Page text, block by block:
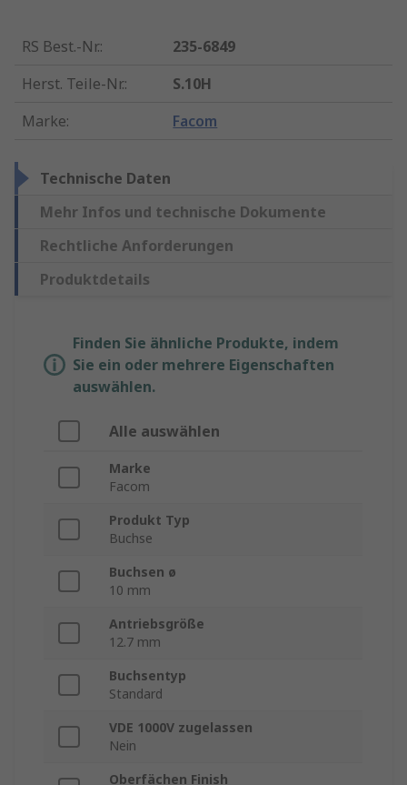
RS Best.-Nr.:
235-6849
Herst. Teile-Nr.:
S.10H
Marke: Facom
Technische Daten
Mehr Infos und technische Dokumente
Rechtliche Anforderungen
Produktdetails
Finden Sie ähnliche Produkte, indem
Sie ein oder mehrere Eigenschaften
auswählen.
Alle auswählen
Marke
Facom
Produkt Typ
Buchse
Buchsen ø
10 mm
Antriebsgröße
12.7 mm
Buchsentyp
Standard
VDE 1000V zugelassen
Nein
Oberfächen Finish